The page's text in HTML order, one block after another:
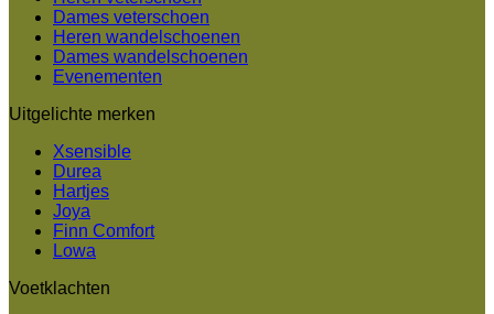
Dames veterschoen
Heren wandelschoenen
Dames wandelschoenen
Evenementen
Uitgelichte merken
Xsensible
Durea
Hartjes
Joya
Finn Comfort
Lowa
Voetklachten